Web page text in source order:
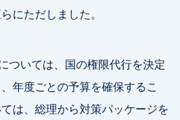
にただしました。
ついては、国の権限代行を決定
年度ごとの予算を確保するこ
は、総理から対策パッケージを